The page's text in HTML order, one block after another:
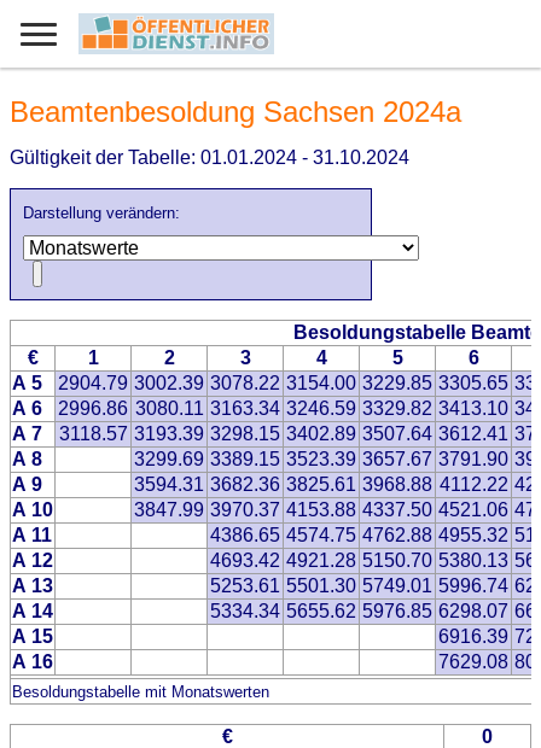
Darstellung verändern:
Beamtenbesoldung Sachsen 2024a
Gültigkeit der Tabelle: 01.01.2024 - 31.10.2024
Besoldungstabelle
€
1 2 3 4 5
6
A 5
2904.79 3002.39 3078.22 3154.00 3229.85 3305.65
A 6
2996.86 3080.11 3163.34 3246.59 3329.82 3413.10
A 7
3118.57 3193.39 3298.15 3402.89 3507.64 3612.41
A 8
3299.69 3389.15 3523.39 3657.67 3791.90
A 9
3594.31 3682.36 3825.61 3968.88 4112.22
A 10
3847.99 3970.37 4153.88 4337.50 4521.06
A 11
4386.65 4574.75 4762.88 4955.32
A 12
4693.42 4921.28 5150.70 5380.13
A 13
5253.61 5501.30 5749.01 5996.74
A 14
5334.34 5655.62 5976.85 6298.07
A 15
6916.39
A 16
7629.08
Besoldungstabelle mit Monatswerten
€
0